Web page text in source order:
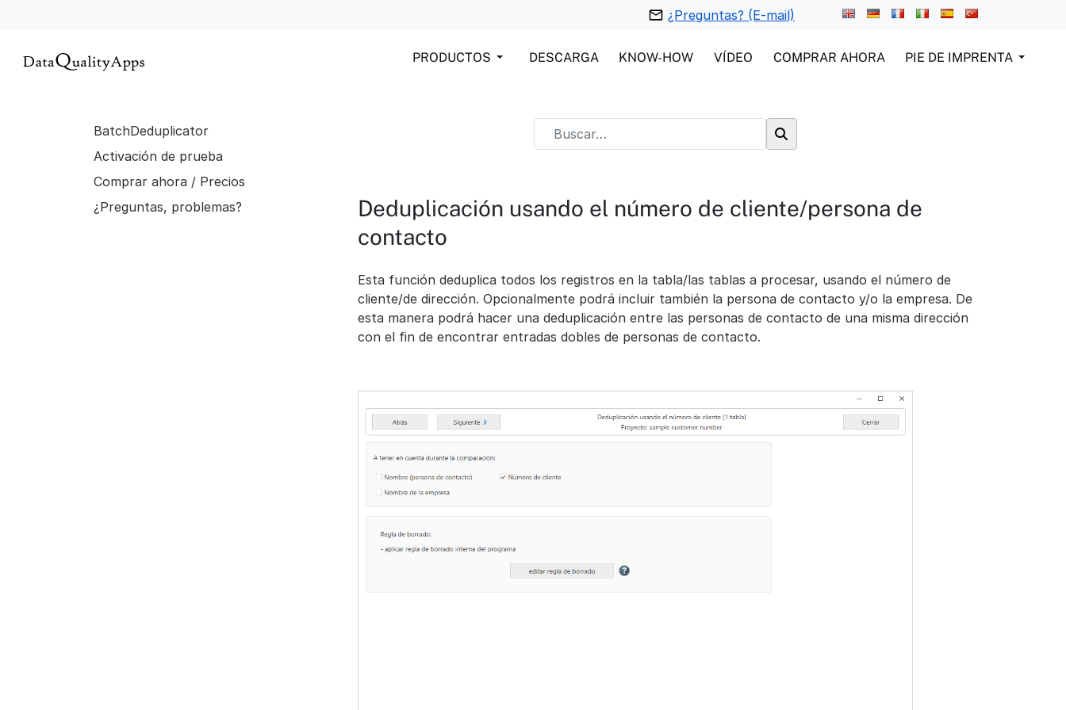
¿Preguntas? (E-mail)
PRODUCTOS DESCARGA KNOW-HOW VÍDEO COMPRAR AHORA PIE DE IMPRENTA
BatchDeduplicator
Activación de prueba
Comprar ahora / Precios
¿Preguntas, problemas?
Deduplicación usando el número de cliente/persona de
contacto
Esta función deduplica todos los registros en la tabla/las tablas a procesar, usando el número de
cliente/de dirección. Opcionalmente podrá incluir también la persona de contacto y/o la empresa. De
esta manera podrá hacer una deduplicación entre las personas de contacto de una misma dirección
con el fin de encontrar entradas dobles de personas de contacto.